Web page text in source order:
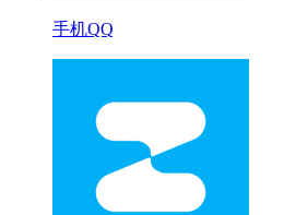
手机QQ